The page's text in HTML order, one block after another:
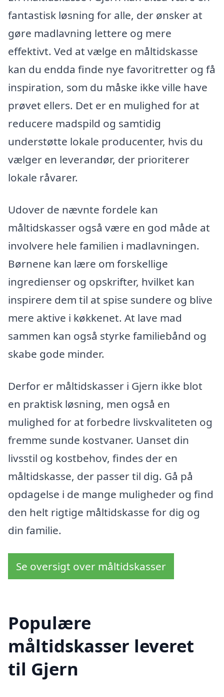
fantastisk løsning for alle, der ønsker at
gøre madlavning lettere og mere
effektivt. Ved at vælge en måltidskasse
kan du endda finde nye favoritretter og få
inspiration, som du måske ikke ville have
prøvet ellers. Det er en mulighed for at
reducere madspild og samtidig
understøtte lokale producenter, hvis du
vælger en leverandør, der prioriterer
lokale råvarer.
Udover de nævnte fordele kan
måltidskasser også være en god måde at
involvere hele familien i madlavningen.
Børnene kan lære om forskellige
ingredienser og opskrifter, hvilket kan
inspirere dem til at spise sundere og blive
mere aktive i køkkenet. At lave mad
sammen kan også styrke familiebånd og
skabe gode minder.
Derfor er måltidskasser i Gjern ikke blot
en praktisk løsning, men også en
mulighed for at forbedre livskvaliteten og
fremme sunde kostvaner. Uanset din
livsstil og kostbehov, findes der en
måltidskasse, der passer til dig. Gå på
opdagelse i de mange muligheder og find
den helt rigtige måltidskasse for dig og
din familie.
Se oversigt over måltidskasser
Populære
måltidskasser leveret
til Gjern